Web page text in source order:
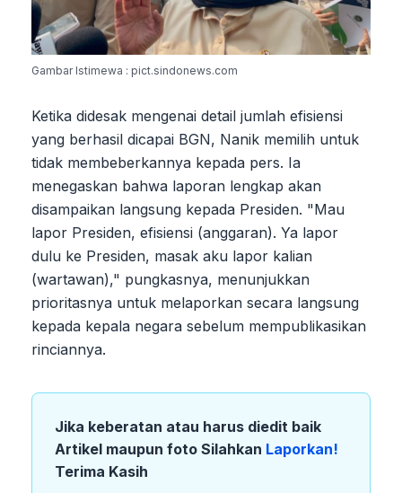
Gambar Istimewa : pict.sindonews.com
Ketika didesak mengenai detail jumlah efisiensi
yang berhasil dicapai BGN, Nanik memilih untuk
tidak membeberkannya kepada pers. Ia
menegaskan bahwa laporan lengkap akan
disampaikan langsung kepada Presiden. "Mau
lapor Presiden, efisiensi (anggaran). Ya lapor
dulu ke Presiden, masak aku lapor kalian
(wartawan)," pungkasnya, menunjukkan
prioritasnya untuk melaporkan secara langsung
kepada kepala negara sebelum mempublikasikan
rinciannya.
Jika keberatan atau harus diedit baik
Artikel maupun foto Silahkan Laporkan!
Terima Kasih